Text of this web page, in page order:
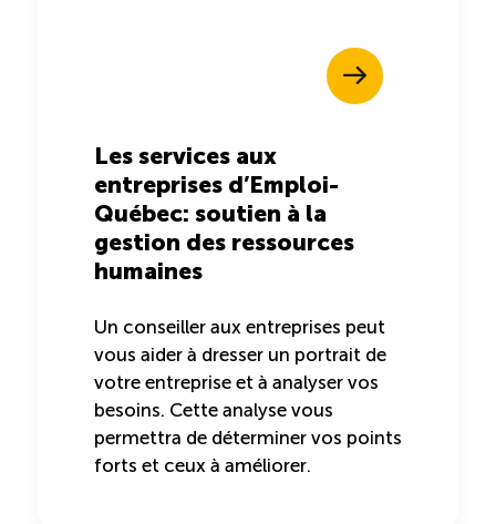
Les services aux
entreprises d’Emploi-
Québec: soutien à la
gestion des ressources
humaines
Un conseiller aux entreprises peut
vous aider à dresser un portrait de
votre entreprise et à analyser vos
besoins. Cette analyse vous
permettra de déterminer vos points
forts et ceux à améliorer.